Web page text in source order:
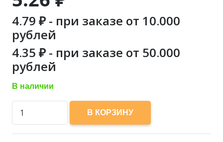
4.79 ₽ - при заказе от 10.000
рублей
4.35 ₽ - при заказе от 50.000
рублей
В наличии
Количество
товара
Пакет
В КОРЗИНУ